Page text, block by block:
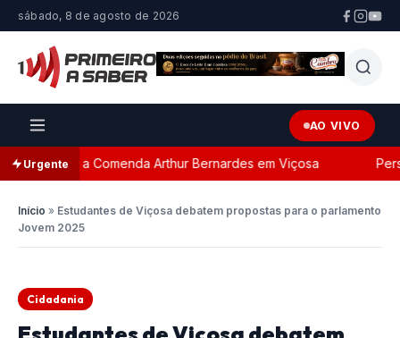
sábado, 8 de agosto de 2026
AO VIVO
Urgente
com a Comenda Arthur Bernardes em Viçosa
Início » Estudantes de Viçosa debatem propostas para o parlamento
Jovem 2025
Cidadania